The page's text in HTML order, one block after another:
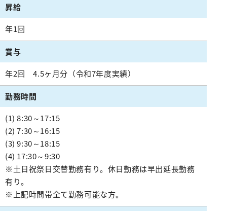
形成美容外科
皮膚科
泌尿器科
産婦人科
出産のご案内（産科）
眼科
耳鼻咽喉科
歯科口腔外科
昇給
年1回
賞与
年2回 4.5ヶ月分（令和7年度実績）
勤務時間
(1) 8:30～17:15
(2) 7:30～16:15
(3) 9:30～18:15
(4) 17:30～9:30
※土日祝祭日交替勤務有り。休日勤務は早出延長勤務
有り。
※上記時間帯全て勤務可能な方。